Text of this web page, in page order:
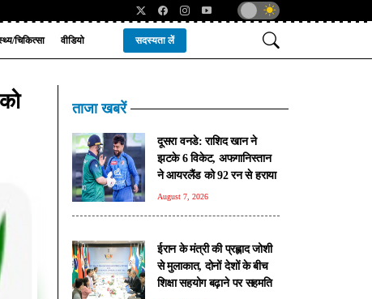
चिकित्सा वीडियो सदस्यता लें
ताजा खबरें
दूसरा वनडे: राशिद खान ने
झटके 6 विकेट, अफगानिस्तान
ने आयरलैंड को 92 रन से हराया
August 7, 2026
ईरान के मंत्री की प्रह्लाद जोशी
से मुलाकात, दोनों देशों के बीच
शिक्षा सहयोग बढ़ाने पर सहमति